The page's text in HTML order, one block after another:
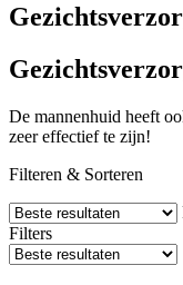
De mannenhuid heeft
zeer effectief te zijn!
Filteren & Sorteren
Filters